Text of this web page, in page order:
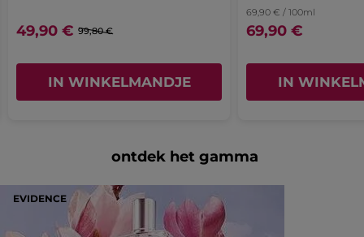
49,90 € 99,80 €
IN WINKELMANDJE
69,90 € / 100ml
69,90 €
IN
ontdek het gamma
EVIDENCE